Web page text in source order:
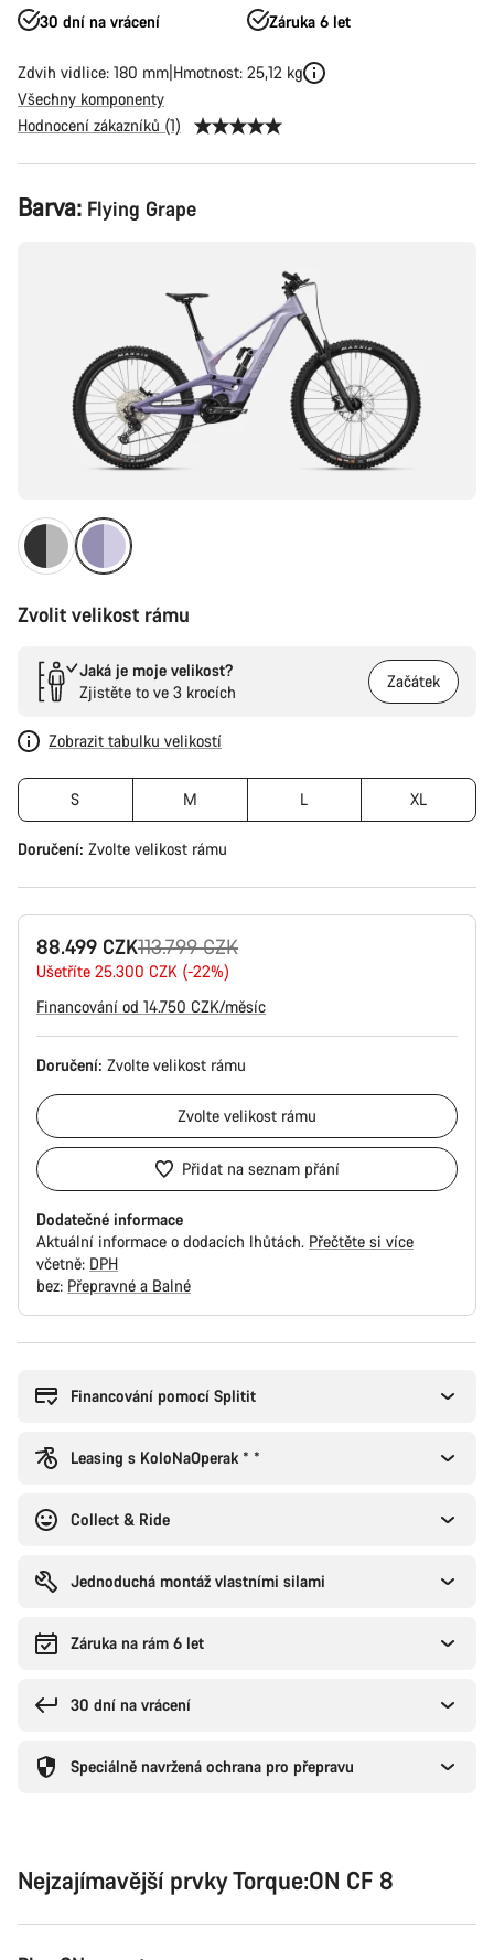
30 dní na vrácení Záruka 6 let
Zdvih vidlice: 180 mm Hmotnost: 25,12 kg
Všechny komponenty
Hodnocení zákazníků (1)
Konfigurace
produktu
Barva: Flying Grape
Zvolit velikost rámu
Jaká je moje velikost?
Zjistěte to ve 3 krocích
Začátek
Zobrazit tabulku velikostí
S M L XL
Doručení: Zvolte velikost rámu
88.499 CZK
Původní
cena
113.799 CZK
Ušetříte 25.300 CZK (-22%)
Financování od 14.750 CZK/měsíc
Doručení: Zvolte velikost rámu
Zvolte velikost rámu
Přidat na seznam přání
Dodatečné informace
Aktuální informace o dodacích lhůtách. Přečtěte si více
včetně: DPH
bez: Přepravné a Balné
koupi
Financování pomocí Splitit
Leasing s KoloNaOperak * *
Collect & Ride
Jednoduchá montáž vlastními silami
Záruka na rám 6 let
30 dní na vrácení
Speciálně navržená ochrana pro přepravu
Nejzajímavější prvky Torque:ON CF 8